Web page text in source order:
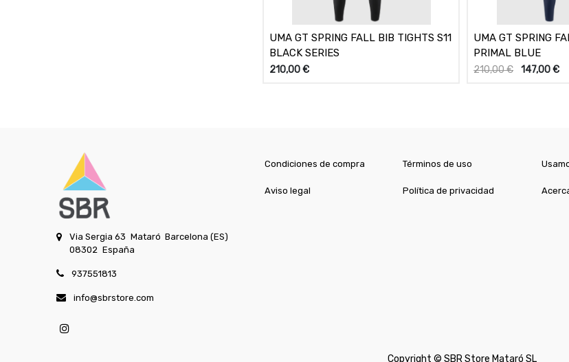
UMA GT SPRING FALL BIB TIGHTS S11
BLACK SERIES
210,00€
UMA GT SPRING
PRIMAL BLUE
210,00€ 147,00€
Via Sergia 63 Mataró Barcelona (ES)
08302 España
937551813
info@sbrstore.com
Condiciones de compra
Aviso legal
Términos de uso
Política de privacidad
Copyright © SBR Store Mataró SL